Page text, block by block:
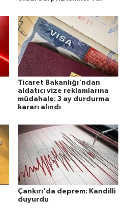
Ticaret Bakanlığı'ndan
aldatıcı vize reklamlarına
müdahale: 3 ay durdurma
kararı alındı
Çankırı'da deprem: Kandilli
duyurdu